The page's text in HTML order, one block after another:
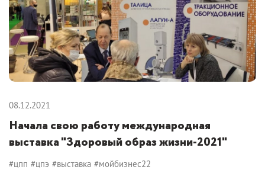
08.12.2021
Начала свою работу международная
выставка "Здоровый образ жизни-2021"
#цпп #цпэ #выставка #мойбизнес22